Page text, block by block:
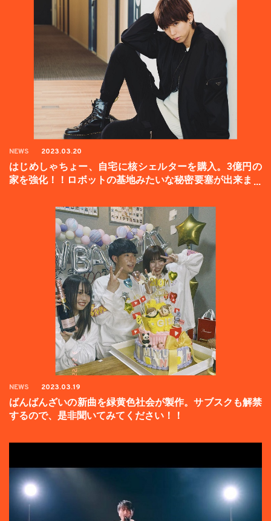
NEWS 2023.03.20
はじめしゃちょー、自宅に核シェルターを購入。3億円の
家を強化！！ロボットの基地みたいな秘密要塞が出来まし
NEWS 2023.03.19
ばんばんざいの新曲を緑黄色社会が製作。サブスクも解禁
するので、是非聞いてみてください！！